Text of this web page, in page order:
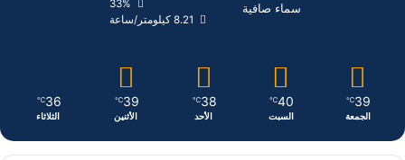
سماء صافية
33%
8.21 كيلومتر/ساعة
39
℃
الجمعة
40
℃
السبت
38
℃
الأحد
39
℃
الأثنين
36
℃
الثلاثاء